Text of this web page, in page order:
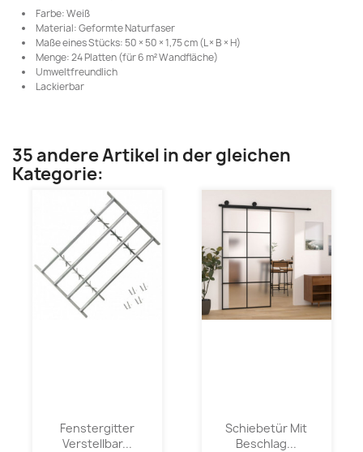
Farbe: Weiß
Material: Geformte Naturfaser
Maße eines Stücks: 50 × 50 × 1,75 cm (L × B × H)
Menge: 24 Platten (für 6 m² Wandfläche)
Umweltfreundlich
Lackierbar
35 andere Artikel in der gleichen
Kategorie:
Fenstergitter
Verstellbar...
Schiebetür Mit
Beschlag...